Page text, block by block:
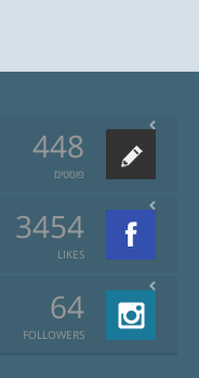
448
פוסטים
3454
LIKES
64
FOLLOWERS